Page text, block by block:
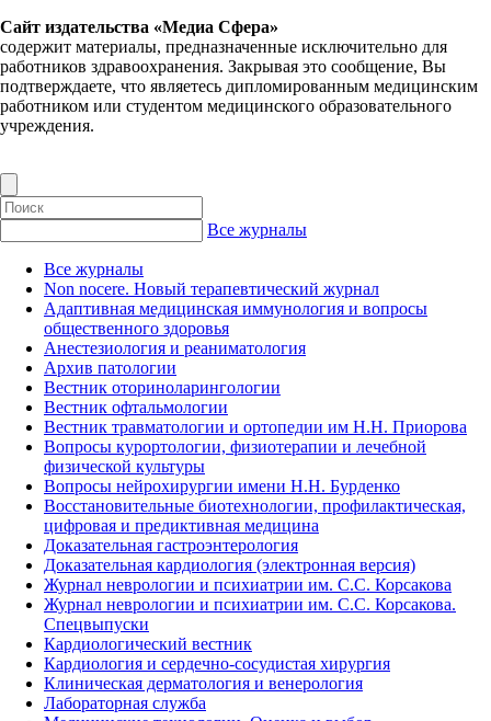
Сайт издательства «Медиа Сфера»
содержит материалы, предназначенные исключительно для
работников здравоохранения. Закрывая это сообщение, Вы
подтверждаете, что являетесь дипломированным медицинским
работником или студентом медицинского образовательного
учреждения.
Все журналы
Все журналы
Non nocere. Новый терапевтический журнал
Адаптивная медицинская иммунология и вопросы
общественного здоровья
Анестезиология и реаниматология
Архив патологии
Вестник оториноларингологии
Вестник офтальмологии
Вестник травматологии и ортопедии им Н.Н. Приорова
Вопросы курортологии, физиотерапии и лечебной
физической культуры
Вопросы нейрохирургии имени Н.Н. Бурденко
Восстановительные биотехнологии, профилактическая,
цифровая и предиктивная медицина
Доказательная гастроэнтерология
Доказательная кардиология (электронная версия)
Журнал неврологии и психиатрии им. С.С. Корсакова
Журнал неврологии и психиатрии им. С.С. Корсакова.
Спецвыпуски
Кардиологический вестник
Кардиология и сердечно-сосудистая хирургия
Клиническая дерматология и венерология
Лабораторная служба